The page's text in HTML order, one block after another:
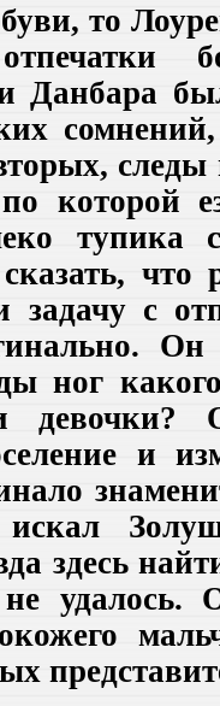
то
Данбара
следы
которой
тупика
что
задачу с
Он
ног
девочки?
ииз
здесь
удалось.